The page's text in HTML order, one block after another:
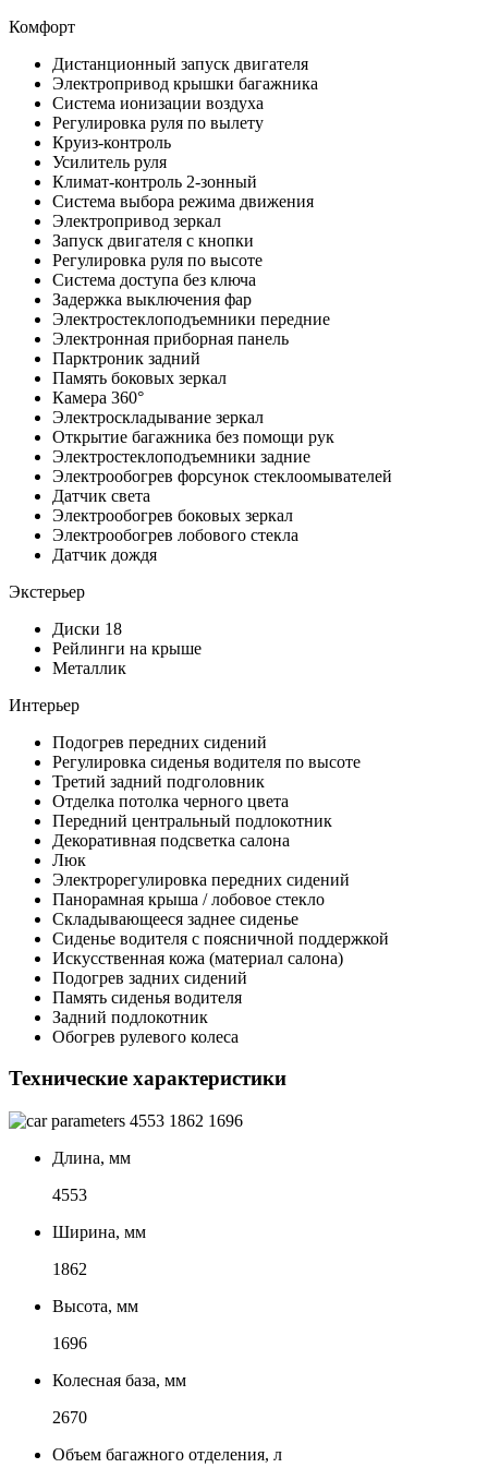
Комфорт
Дистанционный запуск двигателя
Электропривод крышки багажника
Система ионизации воздуха
Регулировка руля по вылету
Круиз-контроль
Усилитель руля
Климат-контроль 2-зонный
Система выбора режима движения
Электропривод зеркал
Запуск двигателя с кнопки
Регулировка руля по высоте
Система доступа без ключа
Задержка выключения фар
Электростеклоподъемники передние
Электронная приборная панель
Парктроник задний
Память боковых зеркал
Камера 360°
Электроскладывание зеркал
Открытие багажника без помощи рук
Электростеклоподъемники задние
Электрообогрев форсунок стеклоомывателей
Датчик света
Электрообогрев боковых зеркал
Электрообогрев лобового стекла
Датчик дождя
Экстерьер
Диски 18
Рейлинги на крыше
Металлик
Интерьер
Подогрев передних сидений
Регулировка сиденья водителя по высоте
Третий задний подголовник
Отделка потолка черного цвета
Передний центральный подлокотник
Декоративная подсветка салона
Люк
Электрорегулировка передних сидений
Панорамная крыша / лобовое стекло
Складывающееся заднее сиденье
Сиденье водителя с поясничной поддержкой
Искусственная кожа (материал салона)
Подогрев задних сидений
Память сиденья водителя
Задний подлокотник
Обогрев рулевого колеса
Технические характеристики
4553 1862 1696
Длина, мм
4553
Ширина, мм
1862
Высота, мм
1696
Колесная база, мм
2670
Объем багажного отделения, л